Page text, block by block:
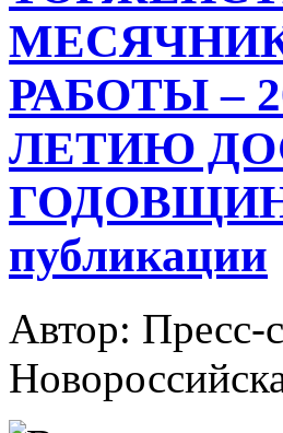
РАБОТЫ –
ЛЕТИЮ
публикации
Автор: